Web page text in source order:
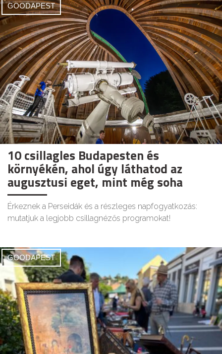
GOODAPEST
10 csillagles Budapesten és
környékén, ahol úgy láthatod az
augusztusi eget, mint még soha
Érkeznek a Perseidák és a részleges napfogyatkozás:
mutatjuk a legjobb csillagnézős programokat!
GOODAPEST